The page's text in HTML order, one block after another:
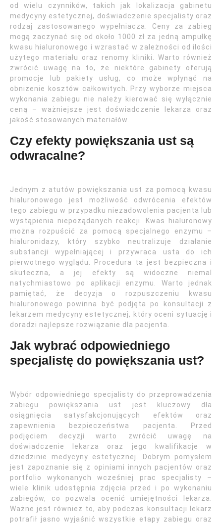
od wielu czynników, takich jak lokalizacja gabinetu
medycyny estetycznej, doświadczenie specjalisty oraz
rodzaj zastosowanego wypełniacza. Ceny za zabieg
mogą zaczynać się od około 1000 zł za jedną ampułkę
kwasu hialuronowego i wzrastać w zależności od ilości
użytego materiału oraz renomy kliniki. Warto również
zwrócić uwagę na to, że niektóre gabinety oferują
promocje lub pakiety usług, co może wpłynąć na
obniżenie kosztów całkowitych. Przy wyborze miejsca
wykonania zabiegu nie należy kierować się wyłącznie
ceną – ważniejsze jest doświadczenie lekarza oraz
jakość stosowanych materiałów.
Czy efekty powiększania ust są
odwracalne?
Jednym z atutów powiększania ust za pomocą kwasu
hialuronowego jest możliwość odwrócenia efektów
tego zabiegu w przypadku niezadowolenia pacjenta lub
wystąpienia niepożądanych reakcji. Kwas hialuronowy
można rozpuścić za pomocą specjalnego enzymu –
hialuronidazy, który szybko neutralizuje działanie
substancji wypełniającej i przywraca usta do ich
pierwotnego wyglądu. Procedura ta jest bezpieczna i
skuteczna, a jej efekty są widoczne niemal
natychmiastowo po aplikacji enzymu. Warto jednak
pamiętać, że decyzja o rozpuszczeniu kwasu
hialuronowego powinna być podjęta po konsultacji z
lekarzem medycyny estetycznej, który oceni sytuację i
doradzi najlepsze rozwiązanie dla pacjenta.
Jak wybrać odpowiedniego
specjalistę do powiększania ust?
Wybór odpowiedniego specjalisty do przeprowadzenia
zabiegu powiększania ust jest kluczowy dla
osiągnięcia satysfakcjonujących efektów oraz
zapewnienia bezpieczeństwa pacjenta. Przed
podjęciem decyzji warto zwrócić uwagę na
doświadczenie lekarza oraz jego kwalifikacje w
dziedzinie medycyny estetycznej. Dobrym pomysłem
jest zapoznanie się z opiniami innych pacjentów oraz
portfolio wykonanych wcześniej prac specjalisty –
wiele klinik udostępnia zdjęcia przed i po wykonaniu
zabiegów, co pozwala ocenić umiejętności lekarza.
Ważne jest również to, aby podczas konsultacji lekarz
potrafił jasno wyjaśnić wszystkie etapy zabiegu oraz